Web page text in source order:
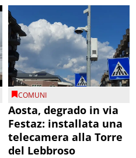
COMUNI
Aosta, degrado in via
Festaz: installata una
telecamera alla Torre
del Lebbroso